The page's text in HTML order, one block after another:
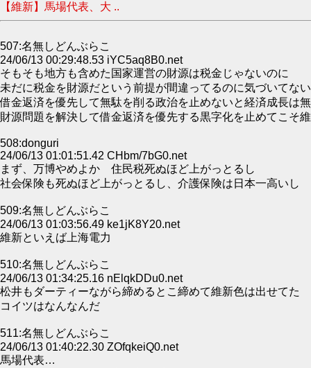
【維新】馬場代表、大 ..
507:名無しどんぶらこ
24/06/13 00:29:48.53 iYC5aq8B0.net
そもそも地方も含めた国家運営の財源は税金じゃないのに
未だに税金を財源だという前提が間違ってるのに気づいてない
借金返済を優先して無駄を削る政治を止めないと経済成長は
財源問題を解決して借金返済を優先する黒字化を止めてこそ
508:donguri
24/06/13 01:01:51.42 CHbm/7bG0.net
まず、万博やめよか 住民税死ぬほど上がっとるし
社会保険も死ぬほど上がっとるし、介護保険は日本一高いし
509:名無しどんぶらこ
24/06/13 01:03:56.49 ke1jK8Y20.net
維新といえば上海電力
510:名無しどんぶらこ
24/06/13 01:34:25.16 nElqkDDu0.net
松井もダーティーながら締めるとこ締めて維新色は出せてた
コイツはなんなんだ
511:名無しどんぶらこ
24/06/13 01:40:22.30 ZOfqkeiQ0.net
馬場代表…